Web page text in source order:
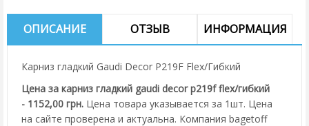
ОПИСАНИЕ ОТЗЫВ ИНФОРМАЦИЯ
Карниз гладкий Gaudi Decor P219F Flex/Гибкий
Цена за карниз гладкий gaudi decor p219f flex/гибкий
- 1152,00 грн. Цена товара указывается за 1шт. Цена
на сайте проверена и актуальна. Компания bagetoff